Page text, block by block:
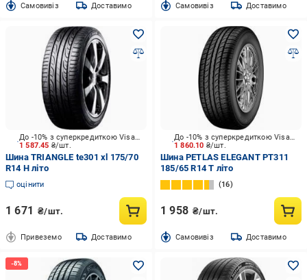
Cамовивіз Доставимо Cамовивіз Доставимо
1 587.45 ₴/шт.
До -10% з суперкредиткою Visa Вигода
Шина TRIАNGLE te301 xl 175/70
R14 H літо
оцінити
1 671 ₴/шт.
Привеземо Доставимо
1 860.10 ₴/шт.
До -10% з суперкредиткою Visa Вигода
Шина PETLAS ELEGANT PT311
185/65 R14 T літо
16
1 958 ₴/шт.
Cамовивіз Доставимо